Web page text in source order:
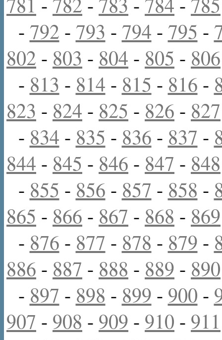
- 792 - 793 - 794 - 795 -
802 - 803 - 804 - 805 - 806
- 813 - 814 - 815 - 816 -
823 - 824 - 825 - 826 - 827
- 834 - 835 - 836 - 837 -
844 - 845 - 846 - 847 - 848
- 855 - 856 - 857 - 858 -
865 - 866 - 867 - 868 - 869
- 876 - 877 - 878 - 879 -
886 - 887 - 888 - 889 - 890
- 897 - 898 - 899 - 900 -
907 - 908 - 909 - 910 - 911